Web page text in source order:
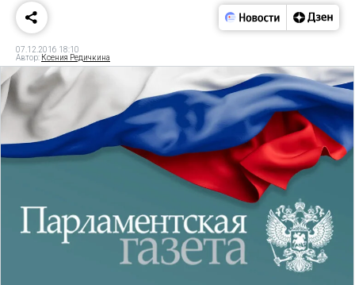
07.12.2016 18:10
Автор: Ксения Редичкина